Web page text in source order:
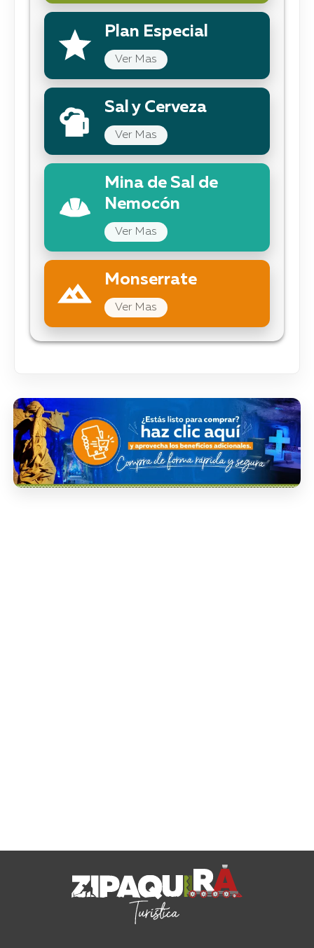
Plan Especial
Ver Mas
Sal y Cerveza
Ver Mas
Mina de Sal de
Nemocón
Ver Mas
Monserrate
Ver Mas